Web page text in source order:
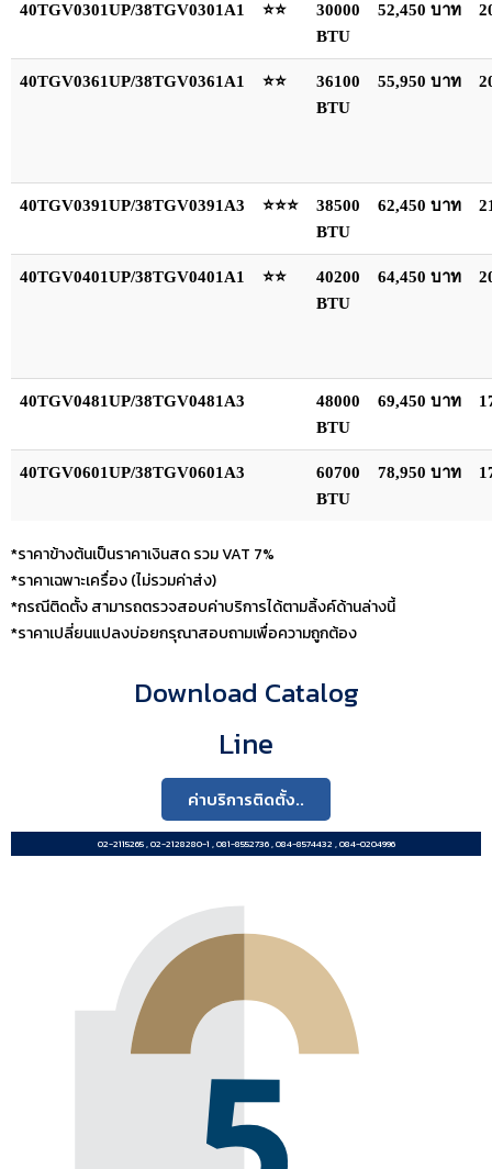
40TGV0301UP/38TGV0301A1 ⭐⭐
30000
BTU
52,450 บาท
40TGV0361UP/38TGV0361A1 ⭐⭐
36100
BTU
55,950 บาท
40TGV0391UP/38TGV0391A3 ⭐⭐⭐
38500
BTU
62,450 บาท
40TGV0401UP/38TGV0401A1 ⭐⭐
40200
BTU
64,450 บาท
40TGV0481UP/38TGV0481A3
48000
BTU
69,450 บาท
40TGV0601UP/38TGV0601A3
60700
BTU
78,950 บาท
*ราคาข้างต้นเป็นราคาเงินสด รวม VAT 7%
*ราคาเฉพาะเครื่อง (ไม่รวมค่าส่ง)
*กรณีติดตั้ง สามารถตรวจสอบค่าบริการได้ตามลิ้งค์ด้านล่างนี้
*ราคาเปลี่ยนแปลงบ่อยกรุณาสอบถามเพื่อความถูกต้อง
Download Catalog
Line
ค่าบริการติดตั้ง..
02-2115265 , 02-2128280-1 , 081-8552736 , 084-8574432 , 084-0204996